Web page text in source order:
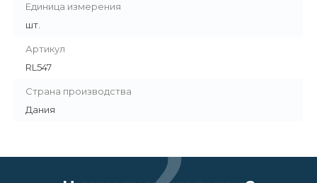
Единица измерения
шт.
Артикул
RL547
Страна производства
Дания